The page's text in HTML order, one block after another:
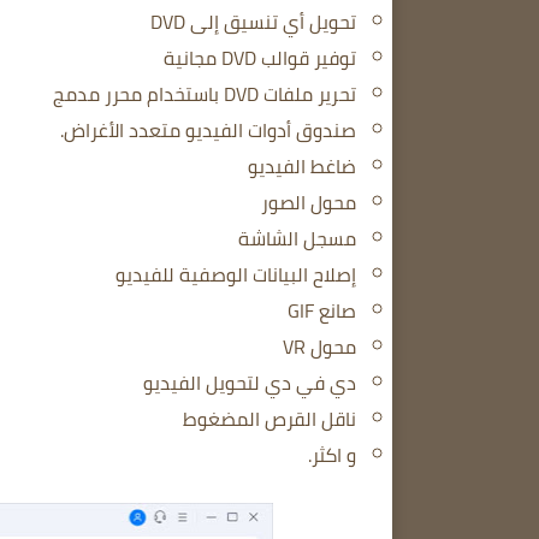
تحويل أي تنسيق إلى DVD
توفير قوالب DVD مجانية
تحرير ملفات DVD باستخدام محرر مدمج
صندوق أدوات الفيديو متعدد الأغراض.
ضاغط الفيديو
محول الصور
مسجل الشاشة
إصلاح البيانات الوصفية للفيديو
صانع GIF
محول VR
دي في دي لتحويل الفيديو
ناقل القرص المضغوط
و اكثر.